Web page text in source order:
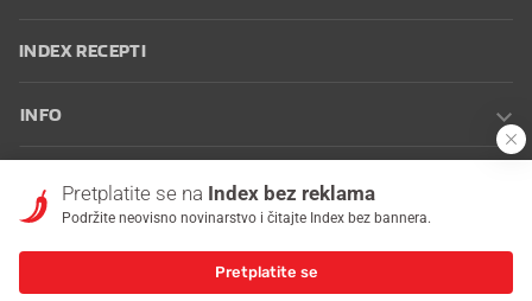
INDEX RECEPTI
INFO
korištenja
Postavke kolačića
Pretplatite se na Index bez reklama
Podržite neovisno novinarstvo i čitajte Index bez bannera.
Pretplatite se